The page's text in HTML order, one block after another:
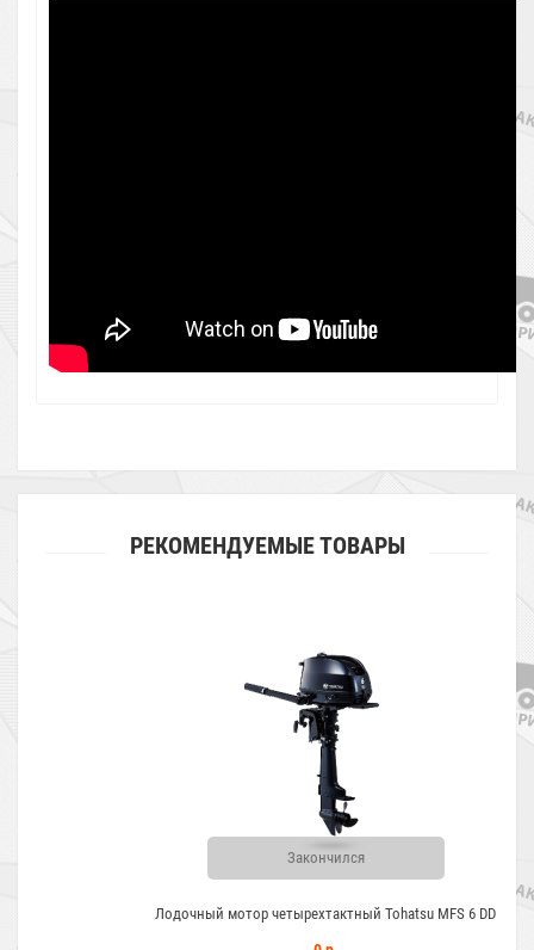
РЕКОМЕНДУЕМЫЕ ТОВАРЫ
Закончился
Лодочный мотор четырехтактный Tohatsu MFS 6 DD